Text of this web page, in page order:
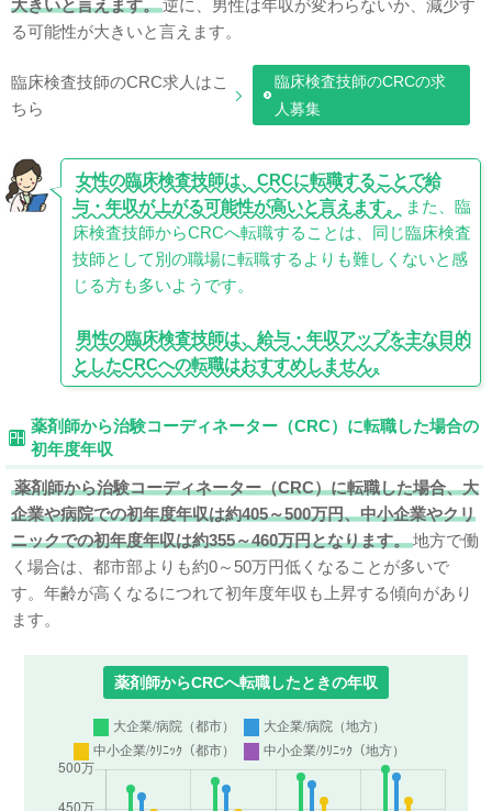
大きいと言えます。逆に、男性は年収が変わらないか、減少す
る可能性が大きいと言えます。
臨床検査技師のCRC求人はこ
ちら
臨床検査技師のCRCの求
人募集
女性の臨床検査技師は、CRCに転職することで給
与・年収が上がる可能性が高いと言えます。
また、臨
床検査技師からCRCへ転職することは、同じ臨床検査
技師として別の職場に転職するよりも難しくないと感
じる方も多いようです。
男性の臨床検査技師は、給与・年収アップを主な目的
としたCRCへの転職はおすすめしません。
薬剤師から治験コーディネーター（CRC）に転職した場合の
初年度年収
薬剤師から治験コーディネーター（CRC）に転職した場合、大
企業や病院での初年度年収は約405～500万円、中小企業やクリ
ニックでの初年度年収は約355～460万円となります。地方で働
く場合は、都市部よりも約0～50万円低くなることが多いで
す。年齢が高くなるにつれて初年度年収も上昇する傾向があり
ます。
薬剤師からCRCへ転職したときの年収